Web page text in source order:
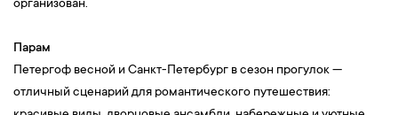
организован.
Парам
Петергоф весной и Санкт-Петербург в сезон прогулок —
отличный сценарий для романтического путешествия: